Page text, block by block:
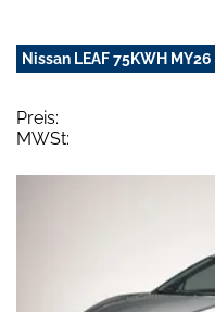
Nissan LEAF 75KWH MY26
Preis:
MWSt: